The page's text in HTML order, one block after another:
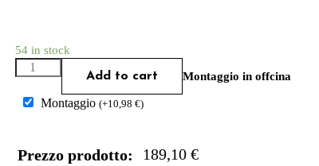
54 in stock
Add to cart Montaggio in offcina
Montaggio (+10,98 €)
Prezzo prodotto: 189,10 €